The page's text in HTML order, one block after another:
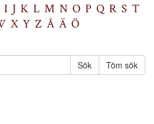
I J K L M N O P Q R S T
X Y Z Å Ä Ö
Töm sök